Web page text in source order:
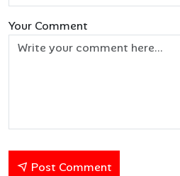
Your Comment
Post Comment